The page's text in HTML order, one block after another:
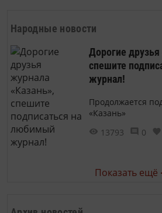
Народные новости
Дорогие
спешите
журнал!
Продолжается
«Казань»
13793
0
Показать ещё